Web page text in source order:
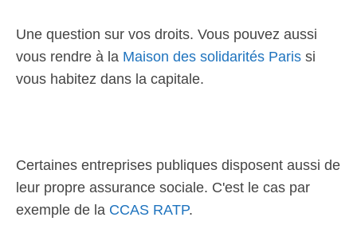
Une question sur vos droits. Vous pouvez aussi
vous rendre à la Maison des solidarités Paris si
vous habitez dans la capitale.
Certaines entreprises publiques disposent aussi de
leur propre assurance sociale. C'est le cas par
exemple de la CCAS RATP.